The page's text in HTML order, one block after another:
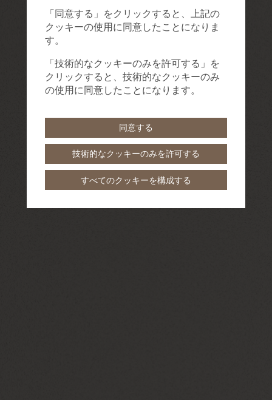
「同意する」をクリックすると、上記の
クッキーの使用に同意したことになりま
す。
「技術的なクッキーのみを許可する」を
クリックすると、技術的なクッキーのみ
の使用に同意したことになります。
同意する
技術的なクッキーのみを許可する
すべてのクッキーを構成する